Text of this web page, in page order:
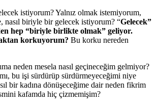
istiyorum? Yalnız olmak istemiyorum,
nasıl biriyle bir gelecek istiyorum? “Gelecek”
hep “biriyle birlikte olmak” geliyor.
korkuyorum? Bu korku nereden
neden mesela nasıl geçineceğim gelmiyor?
bu işi sürdürüp sürdürmeyeceğimi niye
bir kadına dönüşeceğime dair neden fikrim
kafamda hiç çizmemişim?